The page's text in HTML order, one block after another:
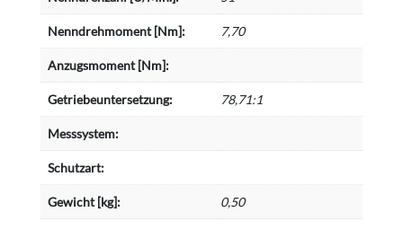
Nenndrehmoment [Nm]: 7,70
Anzugsmoment [Nm]:
Getriebeuntersetzung: 78,71:1
Messsystem:
Schutzart:
Gewicht [kg]: 0,50